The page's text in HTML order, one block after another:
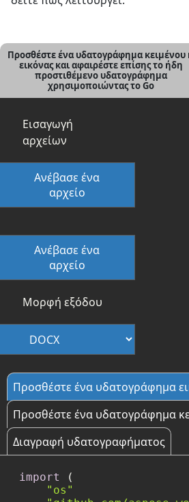
Προσθέστε ένα υδατογράφημα κειμένου
εικόνας και αφαιρέστε επίσης το ήδη
προστιθέμενο υδατογράφημα
χρησιμοποιώντας το Go
Εισαγωγή
αρχείων
Ανέβασε ένα
αρχείο
Ανέβασε ένα
αρχείο
Μορφή εξόδου
Προσθέστε ένα υδατογράφημα
Προσθέστε ένα υδατογράφημα
Διαγραφή υδατογραφήματος
import
(
"os"